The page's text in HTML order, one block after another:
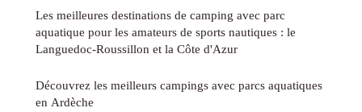
Les meilleures destinations de camping avec parc
aquatique pour les amateurs de sports nautiques : le
Languedoc-Roussillon et la Côte d'Azur
Découvrez les meilleurs campings avec parcs aquatiques
en Ardèche